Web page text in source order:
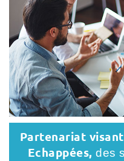
Partenariat
Echappées, des